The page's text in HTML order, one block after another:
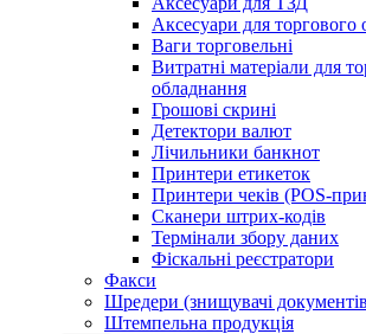
Аксесуари для торгового
Ваги торговельні
Витратні матеріали для
обладнання
Грошові скрині
Детектори валют
Лічильники банкнот
Принтери етикеток
Принтери чеків (POS-
Сканери штрих-кодів
Термінали збору даних
Фіскальні реєстратори
Факси
Шредери (знищувачі
Штемпельна продукція